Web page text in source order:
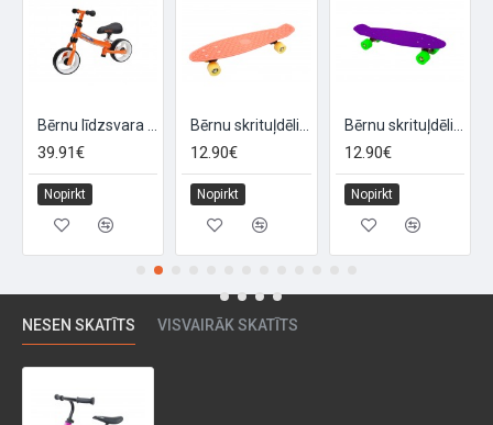
39.91€
Nopirkt
12.90€
Nopirkt
12.90€
Nopirkt
NESEN SKATĪTS VISVAIRĀK SKATĪTS